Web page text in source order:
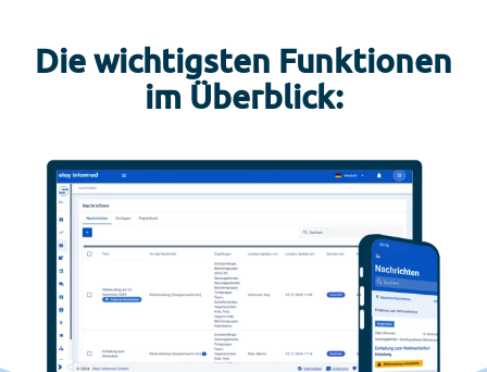
Die wichtigsten Funktionen
im Überblick: